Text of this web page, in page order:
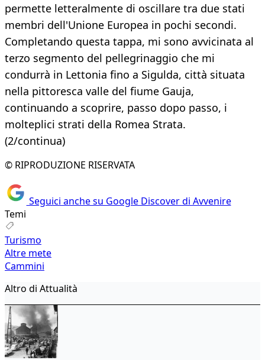
permette letteralmente di oscillare tra due stati
membri dell'Unione Europea in pochi secondi.
Completando questa tappa, mi sono avvicinata al
terzo segmento del pellegrinaggio che mi
condurrà in Lettonia fino a Sigulda, città situata
nella pittoresca valle del fiume Gauja,
continuando a scoprire, passo dopo passo, i
molteplici strati della Romea Strata.
(2/continua)
© RIPRODUZIONE RISERVATA
Seguici anche su Google Discover di Avvenire
Temi
Turismo
Altre mete
Cammini
Altro di Attualità